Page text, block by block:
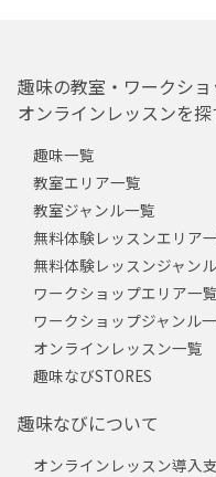
趣味の教室・ワークショ
オンラインレッスンを探
趣味一覧
教室エリア一覧
教室ジャンル一覧
無料体験レッスンエリア
無料体験レッスンジャン
ワークショップエリア一覧
ワークショップジャンル
オンラインレッスン一覧
趣味なびSTORES
趣味なびについて
オンラインレッスン導入